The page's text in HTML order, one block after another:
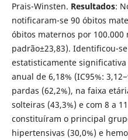
Prais-Winsten. Resultados:
notificaram-se 90 óbitos
óbitos maternos por 100.000
padrão±23,83). Identificou-
estatisticamente
anual de 6,18% (IC95%:
pardas (62,2%), na faixa
solteiras (43,3%) e com 8 a
constituíram o principal
hipertensivas (30,0%) e